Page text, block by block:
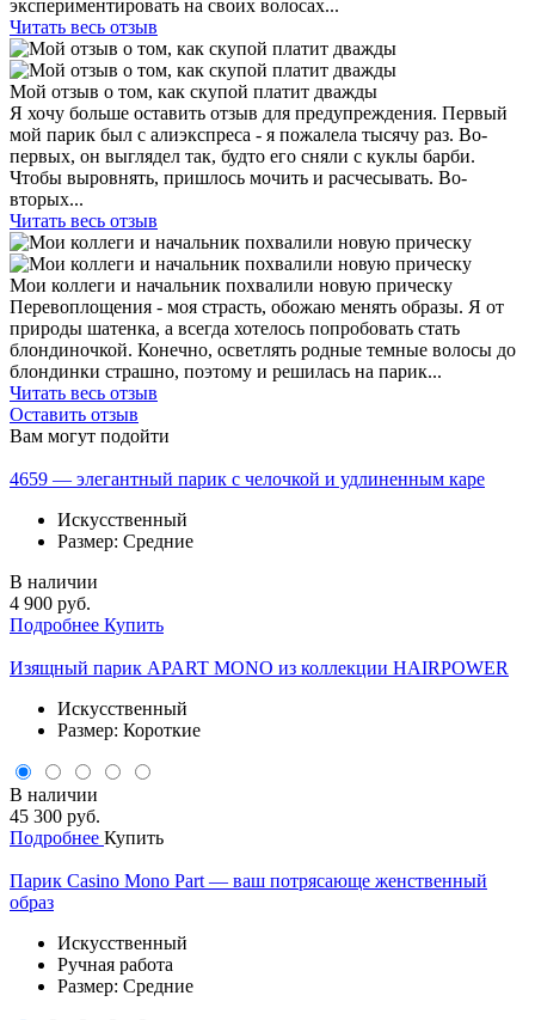
экспериментировать на своих волосах...
Читать весь отзыв
Мой отзыв о том, как скупой платит дважды
Я хочу больше оставить отзыв для предупреждения. Первый
мой парик был с алиэкспреса - я пожалела тысячу раз. Во-
первых, он выглядел так, будто его сняли с куклы барби.
Чтобы выровнять, пришлось мочить и расчесывать. Во-
вторых...
Читать весь отзыв
Мои коллеги и начальник похвалили новую прическу
Перевоплощения - моя страсть, обожаю менять образы. Я от
природы шатенка, а всегда хотелось попробовать стать
блондиночкой. Конечно, осветлять родные темные волосы до
блондинки страшно, поэтому и решилась на парик...
Читать весь отзыв
Оставить отзыв
Вам могут подойти
4659 — элегантный парик с челочкой и удлиненным каре
Искусственный
Размер: Средние
В наличии
4 900 руб.
Подробнее Купить
Изящный парик APART MONO из коллекции HAIRPOWER
Искусственный
Размер: Короткие
В наличии
45 300 руб.
Подробнее Купить
Парик Casino Mono Part — ваш потрясающе женственный
образ
Искусственный
Ручная работа
Размер: Средние